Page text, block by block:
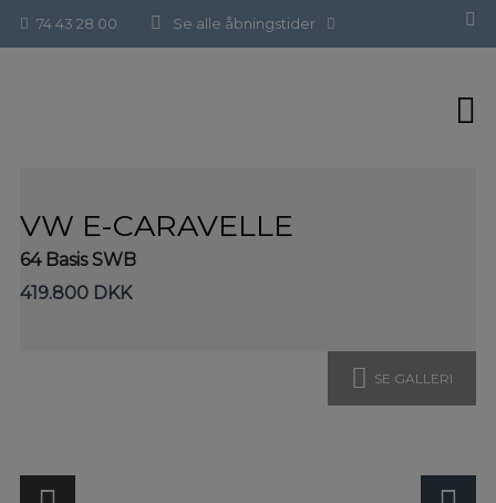
Hop 74 43 28 00 Se alle åbningstider
Forside >Brugte biler> VW e-Caravelle
VW E-CARAVELLE
64 Basis SWB
419.800 DKK
SE GALLERI